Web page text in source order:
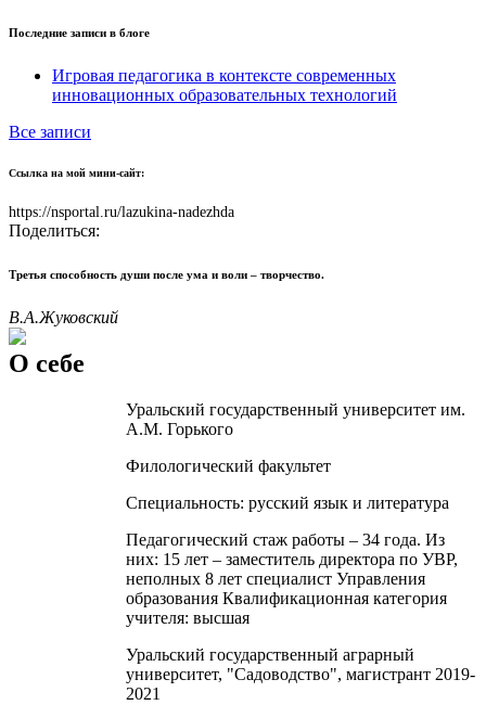
Последние записи в блоге
Игровая педагогика в контексте современных
инновационных образовательных технологий
Все записи
Ссылка на мой мини-сайт:
https://nsportal.ru/lazukina-nadezhda
Поделиться:
Третья способность души после ума и воли – творчество.
В.А.Жуковский
О себе
Уральский государственный университет им.
А.М. Горького
Филологический факультет
Специальность: русский язык и литература
Педагогический стаж работы – 34 года. Из
них: 15 лет – заместитель директора по УВР,
неполных 8 лет специалист Управления
образования Квалификационная категория
учителя: высшая
Уральский государственный аграрный
университет, "Садоводство", магистрант 2019-
2021